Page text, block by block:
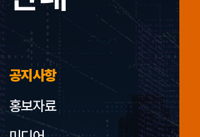
공지사항
홍보자료